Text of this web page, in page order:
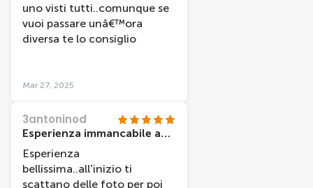
uno visti tutti..comunque se
vuoi passare unâ€™ora
diversa te lo consiglio
Mar 27, 2025
3antoninod
Esperienza immancabile ad Amsterdam
Esperienza
bellissima..all'inizio ti
scattano delle foto per poi